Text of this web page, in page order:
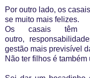
Por outro lado, os
se muito mais felizes.
Os casais têm
outro,
gestão mais previsível
Não ter filhos é